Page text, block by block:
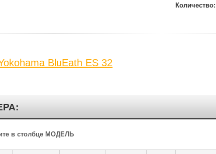
Количество:
BluEath ES 32
в столбце МОДЕЛЬ